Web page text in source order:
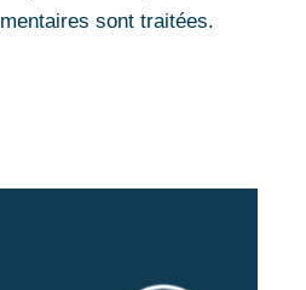
sont traitées.